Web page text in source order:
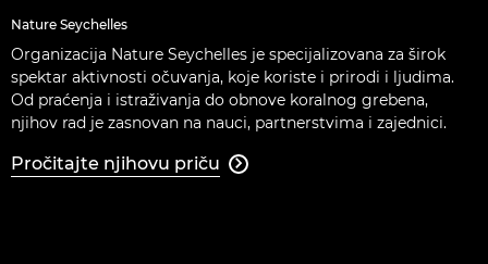
Nature Seychelles
Organizacija Nature Seychelles je specijalizovana za širok
spektar aktivnosti očuvanja, koje koriste i prirodi i ljudima.
Od praćenja i istraživanja do obnove koralnog grebena,
njihov rad je zasnovan na nauci, partnerstvima i zajednici.
Pročitajte njihovu priču 